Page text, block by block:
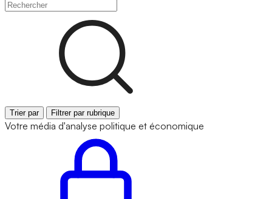
Trier par Filtrer par rubrique
Votre média d'analyse politique et économique